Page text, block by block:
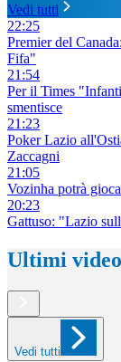
Vedi tutti
22:25
Premier del
Fifa"
21:54
Per il Times
smentisce
21:23
Poker Lazio
Zaccagni
21:05
Vozinha potrà
20:23
Gattuso: "Lazio
Ultimi video
Vedi tutti